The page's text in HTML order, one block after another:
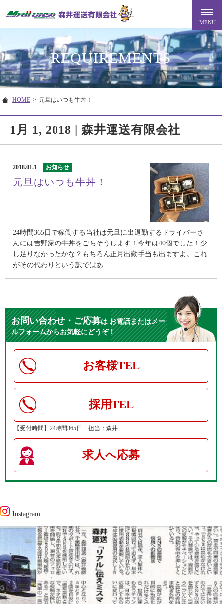
REQUIREMENTS
HOME > 元旦はいつも牛丼！
1月 1, 2018 | 森井運送有限会社
2018.01.1 お知らせ
元旦はいつも牛丼！
24時間365日で稼働する当社は元旦に出退勤するドライバーさ
んには吉野家の牛丼をごちそうします！今年は40個でした！少
し足りなかったかな？もちろん正月出勤手当も出ますよ。これ
がその代わりという訳ではあ...
お問い合わせ・ご応募はお電話またはメー
ルフォームからお気軽にどうぞ！
お客様TEL
採用TEL
【受付時間】24時間365日 担当：森井
求人へ応募
Instagram